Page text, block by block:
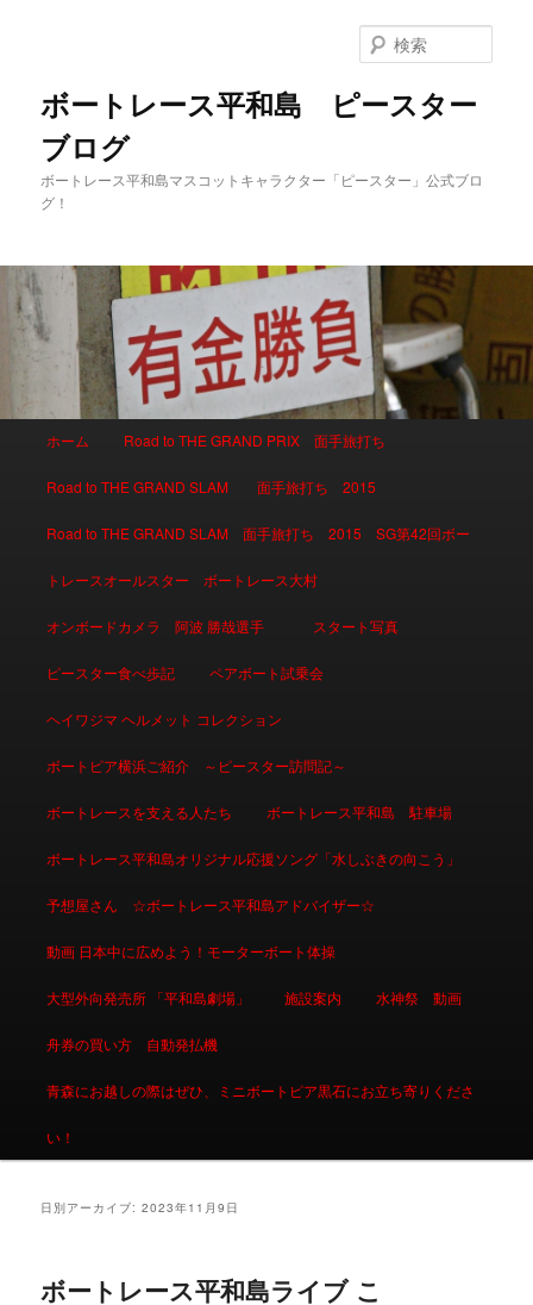
ボートレース平和島 ピースター
ブログ
ボートレース平和島マスコットキャラクター「ピースター」公式ブロ
グ！
索
メインコンテンツへ移動
サブコンテンツへ移動
ホーム Road to THE GRAND PRIX 面手旅打ち
Road to THE GRAND SLAM 面手旅打ち 2015
Road to THE GRAND SLAM 面手旅打ち 2015 SG第42回ボー
トレースオールスター ボートレース大村
オンボードカメラ 阿波 勝哉選手 スタート写真
ピースター食べ歩記 ペアボート試乗会
ヘイワジマ ヘルメット コレクション
ボートピア横浜ご紹介 ～ピースター訪問記～
ボートレースを支える人たち ボートレース平和島 駐車場
ボートレース平和島オリジナル応援ソング「水しぶきの向こう」
予想屋さん ☆ボートレース平和島アドバイザー☆
動画 日本中に広めよう！モーターボート体操
大型外向発売所 「平和島劇場」 施設案内 水神祭 動画
舟券の買い方 自動発払機
青森にお越しの際はぜひ、ミニボートピア黒石にお立ち寄りくださ
い！
日別アーカイブ:2023年11月9日
ボートレース平和島ライブ こ